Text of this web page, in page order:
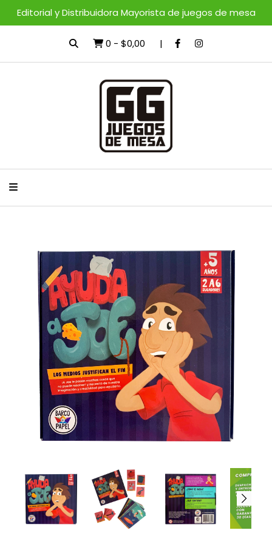
Editorial y Distribuidora Mayorista de juegos de mesa
0 - $0,00